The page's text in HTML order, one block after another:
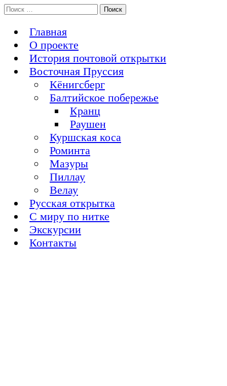
Перейти
к
История Восточной Пруссии в почтовых открытках и не
Поиск:
Главная
О проекте
История почтовой открытки
Восточная Пруссия
Кёнигсберг
Балтийское побережье
Кранц
Раушен
Куршская коса
Роминта
Мазуры
Пиллау
Велау
Русская открытка
С миру по нитке
Экскурсии
Контакты